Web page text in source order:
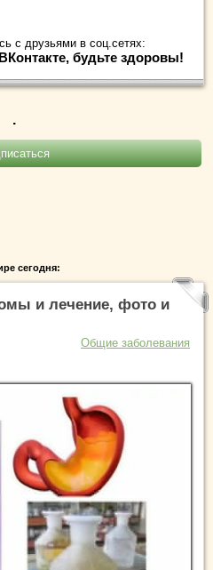
с друзьями в соц.сетях:
будьте здоровы!
.
сегодня:
и лечение, фото и
Общие заболевания